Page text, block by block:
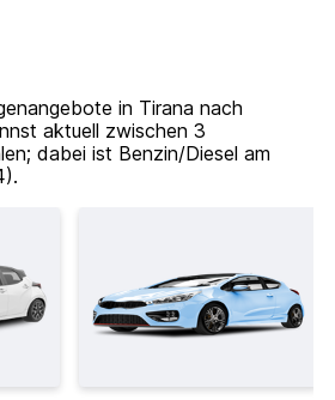
in Tirana nach
aktuell zwischen 3
dabei ist Benzin/Diesel am